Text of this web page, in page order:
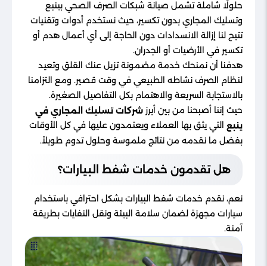
حلولًا شاملة تشمل صيانة شبكات الصرف الصحي بينبع
وتسليك المجاري بدون تكسير، حيث نستخدم أدوات وتقنيات
تتيح لنا إزالة الانسدادات دون الحاجة إلى أي أعمال هدم أو
تكسير في الأرضيات أو الجدران.
هدفنا أن نمنحك خدمة مضمونة تزيل عنك القلق وتعيد
لنظام الصرف نشاطه الطبيعي في وقت قصير. ومع التزامنا
بالاستجابة السريعة والاهتمام بكل التفاصيل الصغيرة.
حيث إننا أصبحنا من بين أبرز شركات تسليك المجاري في
ينبع التي يثق بها العملاء ويعتمدون عليها في كل الأوقات
بفضل ما نقدمه من نتائج ملموسة وحلول تدوم طويلاً.
هل تقدمون خدمات شفط البيارات؟
نعم، نقدم خدمات شفط البيارات بشكل احترافي باستخدام
سيارات مجهزة لضمان سلامة البيئة ونقل النفايات بطريقة
آمنة.